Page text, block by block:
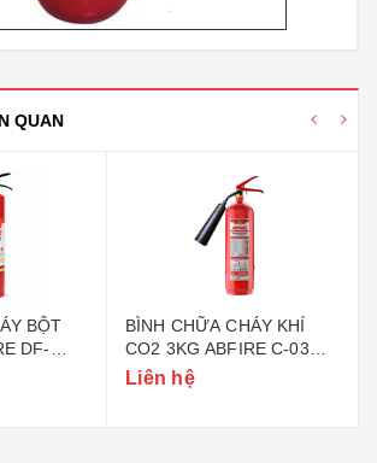
QUAN
BỘT
DF-
AN)
BÌNH CHỮA CHÁY KHÍ
CO2 3KG ABFIRE C-03
(TEM BỘ CÔNG AN)
Liên hệ